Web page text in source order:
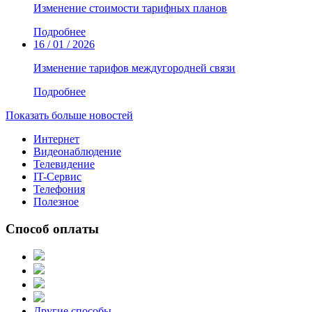
Изменение стоимости тарифных планов
Подробнее
16 / 01 / 2026
Изменение тарифов междугородней связи
Подробнее
Показать больше новостей
Интернет
Видеонаблюдение
Телевидение
IT-Сервис
Телефония
Полезное
Способ оплаты